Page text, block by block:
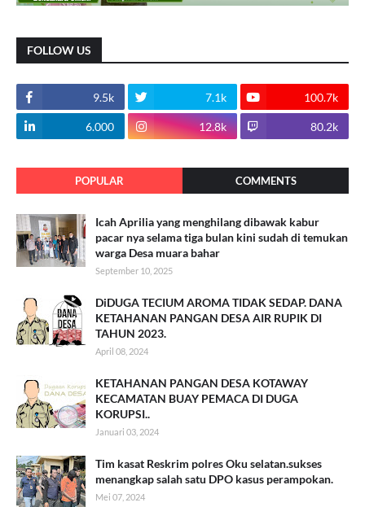
FOLLOW US
9.5k 7.1k 100.7k
6.000 12.8k 80.2k
POPULAR COMMENTS
Icah Aprilia yang menghilang dibawak kabur
pacar nya selama tiga bulan kini sudah di temukan
warga Desa muara bahar
September 10, 2025
DiDUGA TECIUM AROMA TIDAK SEDAP. DANA
KETAHANAN PANGAN DESA AIR RUPIK DI
TAHUN 2023.
April 08, 2024
KETAHANAN PANGAN DESA KOTAWAY
KECAMATAN BUAY PEMACA DI DUGA
KORUPSI..
Januari 03, 2024
Tim kasat Reskrim polres Oku selatan.sukses
menangkap salah satu DPO kasus perampokan.
Mei 07, 2024